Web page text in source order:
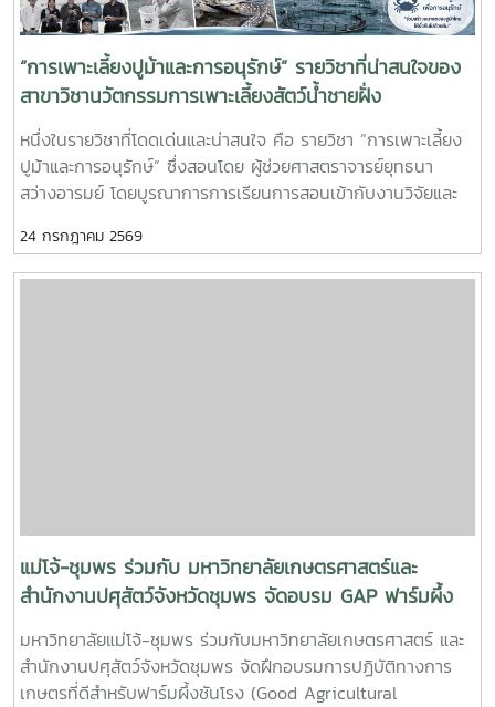
“การเพาะเลี้ยงปูม้าและการอนุรักษ์” รายวิชาที่น่าสนใจของ
สาขาวิชานวัตกรรมการเพาะเลี้ยงสัตว์น้ำชายฝั่ง
หนึ่งในรายวิชาที่โดดเด่นและน่าสนใจ คือ รายวิชา “การเพาะเลี้ยง
ปูม้าและการอนุรักษ์” ซึ่งสอนโดย ผู้ช่วยศาสตราจารย์ยุทธนา
สว่างอารมย์ โดยบูรณาการการเรียนการสอนเข้ากับงานวิจัยและ
และภาคปฏิบัติ ตั้งแต่ชีววิทยาและวงจรชีวิตของปูม้า การเพาะเลี้ยง
การจัดการทรัพยากรสัตว์น้ำ ตลอดจนแนวทางการอนุรักษ์และการ
24 กรกฎาคม 2569
แม่โจ้-ชุมพร ร่วมกับ มหาวิทยาลัยเกษตรศาสตร์และ
สำนักงานปศุสัตว์จังหวัดชุมพร จัดอบรม GAP ฟาร์มผึ้ง
ชันโรง ยกระดับมาตรฐานการเลี้ยงสู่การพัฒนาเศรษฐกิจ
ชุมชนอย่างยั่งยืน
มหาวิทยาลัยแม่โจ้-ชุมพร ร่วมกับมหาวิทยาลัยเกษตรศาสตร์ และ
สำนักงานปศุสัตว์จังหวัดชุมพร จัดฝึกอบรมการปฏิบัติทางการ
เกษตรที่ดีสำหรับฟาร์มผึ้งชันโรง (Good Agricultural